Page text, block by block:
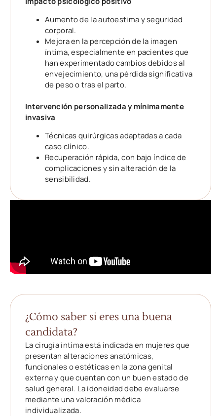
Aumento de la autoestima y seguridad
corporal.
Mejora en la percepción de la imagen
íntima, especialmente en pacientes que
han experimentado cambios debidos al
envejecimiento, una pérdida significativa
de peso o tras el parto.
Intervención personalizada y mínimamente
invasiva
Técnicas quirúrgicas adaptadas a cada
caso clínico.
Recuperación rápida, con bajo índice de
complicaciones y sin alteración de la
sensibilidad.
¿Cómo saber si eres una buena
candidata?
La cirugía íntima está indicada en mujeres que
presentan alteraciones anatómicas,
funcionales o estéticas en la zona genital
externa y que cuentan con un buen estado de
salud general. La idoneidad debe evaluarse
mediante una valoración médica
individualizada.